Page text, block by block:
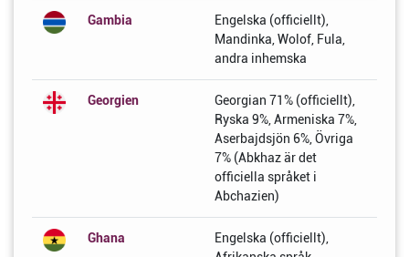
Gambia
Engelska (officiellt),
Mandinka, Wolof, Fula,
andra inhemska
Georgien
Georgian 71% (officiellt),
Ryska 9%, Armeniska 7%,
Aserbajdsjön 6%, Övriga
7% (Abkhaz är det
officiella språket i
Abchazien)
Ghana
Engelska (officiellt),